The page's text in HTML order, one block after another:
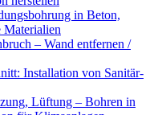
in Beton,
Materialien
– Wand entfernen /
Installation von Sanitär-
Lüftung – Bohren in